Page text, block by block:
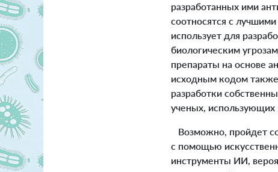
разработанных ими
соотносятся с
использует для
биологическим
препараты на основе
исходным кодом
разработки
ученых, использующих
Возможно, пройдет
с помощью
инструменты ИИ,